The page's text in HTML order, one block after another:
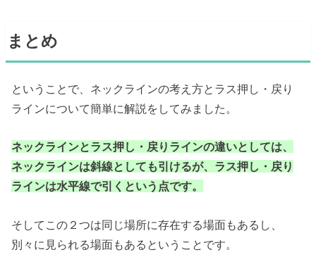
まとめ
ということで、ネックラインの考え方とラス押し・戻り
ラインについて簡単に解説をしてみました。
ネックラインとラス押し・戻りラインの違いとしては、
ネックラインは斜線としても引けるが、ラス押し・戻り
ラインは水平線で引くという点です。
そしてこの２つは同じ場所に存在する場面もあるし、
別々に見られる場面もあるということです。